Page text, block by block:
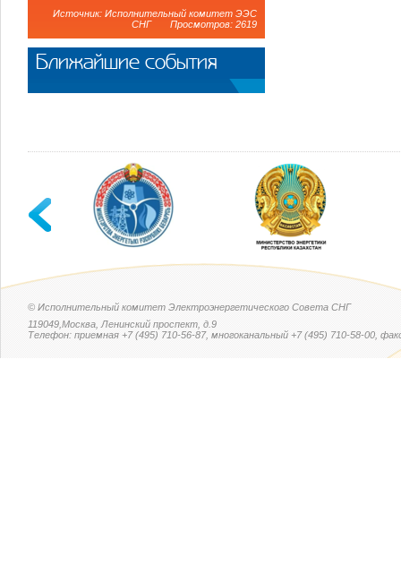
Источник: Исполнительный комитет ЭЭС
СНГ Просмотров: 2619
Ближайшие события
© Исполнительный комитет Электроэнергетического Совета СНГ
119049,Москва, Ленинский проспект, д.9
Телефон: приемная +7 (495) 710-56-87, многоканальный +7 (495) 710-58-00,